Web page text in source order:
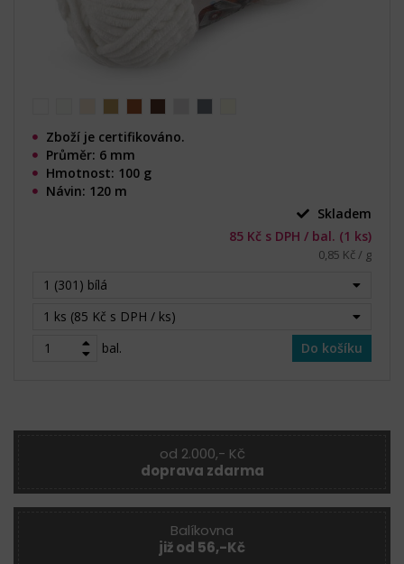
Zboží je certifikováno.
Průměr: 6 mm
Hmotnost: 100 g
Návin: 120 m
Skladem
85 Kč s DPH / bal. (1 ks)
0,85 Kč / g
1 (301) bílá
1 ks (85 Kč s DPH / ks)
bal.
Do košíku
od 2.000,- Kč
doprava zdarma
Balíkovna
již od 56,-Kč